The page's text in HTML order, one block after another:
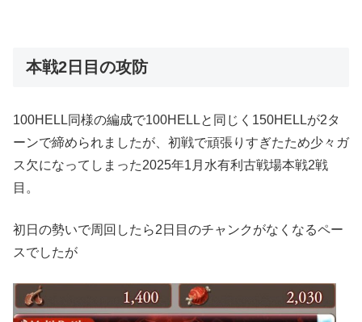
本戦2日目の攻防
100HELL同様の編成で100HELLと同じく150HELLが2タ
ーンで締められましたが、初戦で頑張りすぎたため少々ガ
ス欠になってしまった2025年1月水有利古戦場本戦2戦
目。
初日の勢いで周回したら2日目のチャンクがなくなるペー
スでしたが